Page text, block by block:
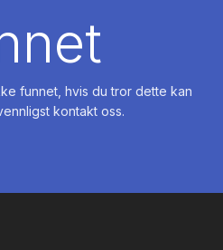
funnet, hvis du tror dette kan
kontakt oss.